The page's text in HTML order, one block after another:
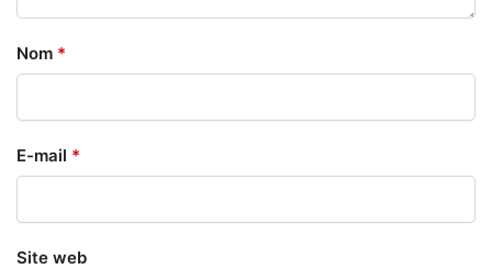
Nom *
E-mail *
Site web